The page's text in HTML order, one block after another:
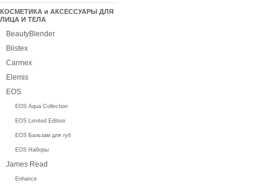
КОСМЕТИКА и АКСЕССУАРЫ ДЛЯ
ЛИЦА И ТЕЛА
BeautyBlender
Blistex
Carmex
Elemis
EOS
EOS Aqua Collection
EOS Limited Edition
EOS Бальзам для губ
EOS Наборы
James Read
Enhance